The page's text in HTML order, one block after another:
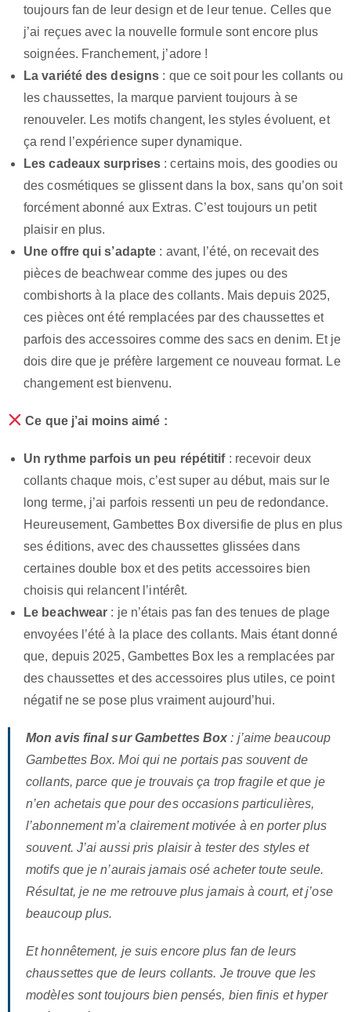
toujours fan de leur design et de leur tenue. Celles que
j’ai reçues avec la nouvelle formule sont encore plus
soignées. Franchement, j’adore !
La variété des designs : que ce soit pour les collants ou
les chaussettes, la marque parvient toujours à se
renouveler. Les motifs changent, les styles évoluent, et
ça rend l’expérience super dynamique.
Les cadeaux surprises : certains mois, des goodies ou
des cosmétiques se glissent dans la box, sans qu’on soit
forcément abonné aux Extras. C’est toujours un petit
plaisir en plus.
Une offre qui s’adapte : avant, l’été, on recevait des
pièces de beachwear comme des jupes ou des
combishorts à la place des collants. Mais depuis 2025,
ces pièces ont été remplacées par des chaussettes et
parfois des accessoires comme des sacs en denim. Et je
dois dire que je préfère largement ce nouveau format. Le
changement est bienvenu.
Ce que j’ai moins aimé :
Un rythme parfois un peu répétitif: recevoir deux
collants chaque mois, c’est super au début, mais sur le
long terme, j’ai parfois ressenti un peu de redondance.
Heureusement, Gambettes Box diversifie de plus en plus
ses éditions, avec des chaussettes glissées dans
certaines double box et des petits accessoires bien
choisis qui relancent l’intérêt.
Le beachwear : je n’étais pas fan des tenues de plage
envoyées l’été à la place des collants. Mais étant donné
que, depuis 2025, Gambettes Box les a remplacées par
des chaussettes et des accessoires plus utiles, ce point
négatif ne se pose plus vraiment aujourd’hui.
Mon avis final sur Gambettes Box : j’aime beaucoup
Gambettes Box. Moi qui ne portais pas souvent de
collants, parce que je trouvais ça trop fragile et que je
n’en achetais que pour des occasions particulières,
l’abonnement m’a clairement motivée à en porter plus
souvent. J’ai aussi pris plaisir à tester des styles et
motifs que je n’aurais jamais osé acheter toute seule.
Résultat, je ne me retrouve plus jamais à court, et j’ose
beaucoup plus.
Et honnêtement, je suis encore plus fan de leurs
chaussettes que de leurs collants. Je trouve que les
modèles sont toujours bien pensés, bien finis et hyper